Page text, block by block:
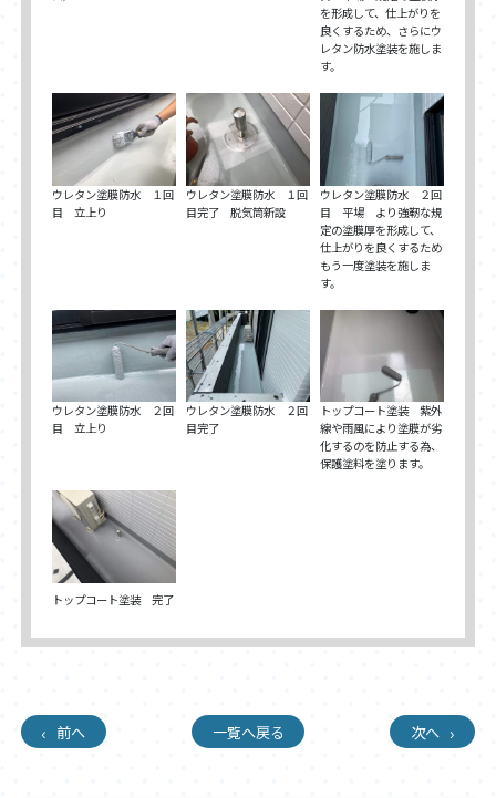
を形成して、仕上がりを
良くするため、さらにウ
レタン防水塗装を施しま
す。
ウレタン塗膜防水 １回
目 立上り
ウレタン塗膜防水 １回
目完了 脱気筒新設
ウレタン塗膜防水 ２回
目 平場 より強靭な規
定の塗膜厚を形成して、
仕上がりを良くするため
もう一度塗装を施しま
す。
ウレタン塗膜防水 ２回
目 立上り
ウレタン塗膜防水 ２回
目完了
トップコート塗装 紫外
線や雨風により塗膜が劣
化するのを防止する為、
保護塗料を塗ります。
トップコート塗装 完了
前へ 一覧へ戻る 次へ